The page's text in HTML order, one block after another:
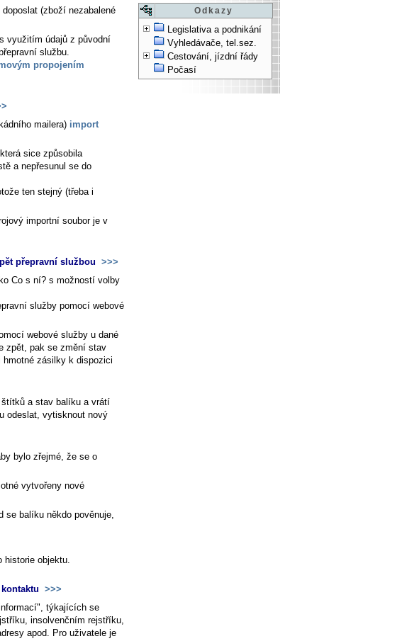
Odkazy
Legislativa a podnikání
Vyhledávače, tel.sez.
Cestování, jízdní řády
Počasí
doposlat (zboží nezabalené
s využitím údajů z původní
službu.
propojením
mailera) import
sice způsobila
a nepřesunul se do
ten stejný (třeba i
importní soubor je v
přepravní službou >>>
Co s ní? s možností volby
služby pomocí webové
webové služby u dané
zpět, pak se změní stav
zásilky k dispozici
a stav balíku a vrátí
odeslat, vytisknout nový
bylo zřejmé, že se o
vytvořeny nové
se balíku někdo pověnuje,
historie objektu.
>>>
týkajících se
insolvenčním rejstříku,
apod. Pro uživatele je